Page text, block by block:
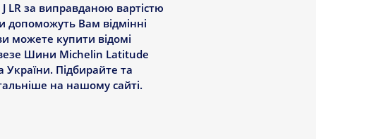
за виправданою вартістю
допоможуть Вам відмінні
можете купити відомі
Шини Michelin Latitude
України. Підбирайте та
на нашому сайті.